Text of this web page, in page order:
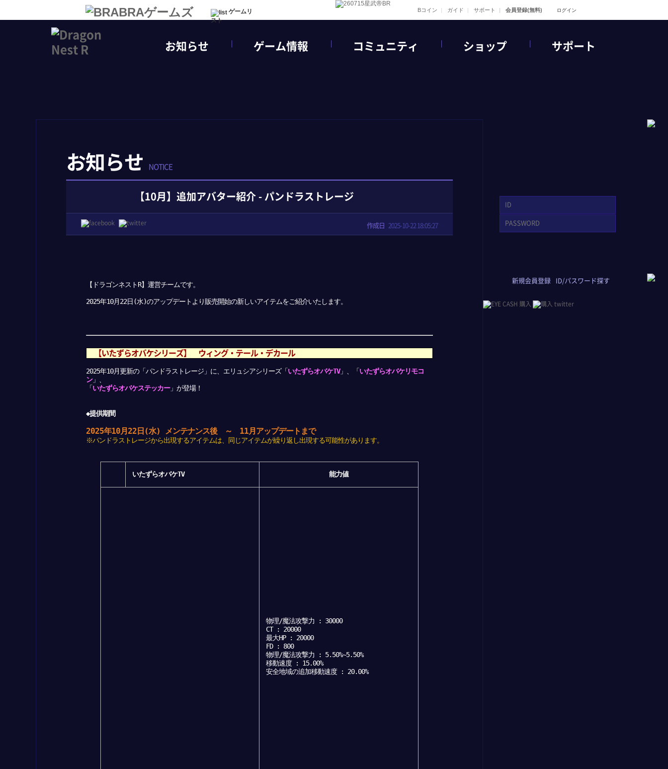
ゲームリ
スト
Bコイン ガイド サポート 会員登録(無料) ログイン
お知らせ ゲーム情報 コミュニティ ショップ サポート
お知らせ NOTICE
【10月】追加アバター紹介 - パンドラストレージ
作成日 2025-10-22 18:05:27
【ドラゴンネストR】運営チームです。
2025年10月22日(水)のアップデートより販売開始の新しいアイテムをご紹介いたします。
【いたずらオバケシリーズ】 ウィング・テール・デカール
2025年10月更新の「パンドラストレージ」に、エリュシアシリーズ「いたずらオバケTV」、「いたずらオバケリモコ
ン」、
「いたずらオバケステッカー」が登場！
◆提供期間
2025年10月22日(水) メンテナンス後 ～ 11月アップデートまで
※パンドラストレージから出現するアイテムは、同じアイテムが繰り返し出現する可能性があります。
いたずらオバケTV 能力値
物理/魔法攻撃力 : 30000
CT : 20000
最大HP : 20000
FD : 800
物理/魔法攻撃力 : 5.50%~5.50%
移動速度 : 15.00%
安全地域の追加移動速度 : 20.00%
新規会員登録 ID/パスワード探す